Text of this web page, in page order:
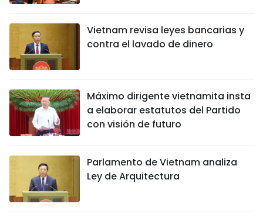
Vietnam revisa leyes bancarias y
contra el lavado de dinero
Máximo dirigente vietnamita insta
a elaborar estatutos del Partido
con visión de futuro
Parlamento de Vietnam analiza
Ley de Arquitectura